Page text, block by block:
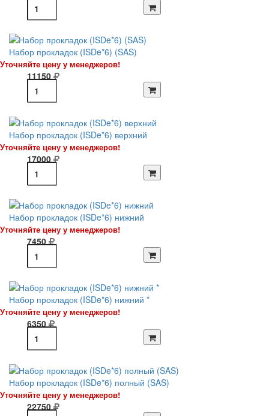
Набор прокладок (ISDe*6) (SAS)
Уточняйте цену у менеджеров!
11150
Набор прокладок (ISDe*6) верхний
Уточняйте цену у менеджеров!
17000
Набор прокладок (ISDe*6) нижний
Уточняйте цену у менеджеров!
7450
Набор прокладок (ISDe*6) нижний *
Уточняйте цену у менеджеров!
6350
Набор прокладок (ISDe*6) полный (SAS)
Уточняйте цену у менеджеров!
22750